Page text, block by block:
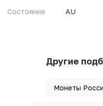
Состояние
AU
Другие
Монеты